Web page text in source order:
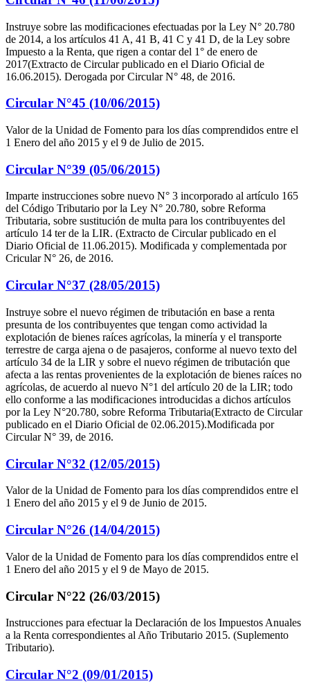
Instruye sobre las modificaciones efectuadas por la Ley N° 20.780
de 2014, a los artículos 41 A, 41 B, 41 C y 41 D, de la Ley sobre
Impuesto a la Renta, que rigen a contar del 1° de enero de
2017(Extracto de Circular publicado en el Diario Oficial de
16.06.2015). Derogada por Circular N° 48, de 2016.
Circular N°45 (10/06/2015)
Valor de la Unidad de Fomento para los días comprendidos entre el
1 Enero del año 2015 y el 9 de Julio de 2015.
Circular N°39 (05/06/2015)
Imparte instrucciones sobre nuevo N° 3 incorporado al artículo 165
del Código Tributario por la Ley N° 20.780, sobre Reforma
Tributaria, sobre sustitución de multa para los contribuyentes del
artículo 14 ter de la LIR. (Extracto de Circular publicado en el
Diario Oficial de 11.06.2015). Modificada y complementada por
Cricular N° 26, de 2016.
Circular N°37 (28/05/2015)
Instruye sobre el nuevo régimen de tributación en base a renta
presunta de los contribuyentes que tengan como actividad la
explotación de bienes raíces agrícolas, la minería y el transporte
terrestre de carga ajena o de pasajeros, conforme al nuevo texto del
artículo 34 de la LIR y sobre el nuevo régimen de tributación que
afecta a las rentas provenientes de la explotación de bienes raíces no
agrícolas, de acuerdo al nuevo N°1 del artículo 20 de la LIR; todo
ello conforme a las modificaciones introducidas a dichos artículos
por la Ley N°20.780, sobre Reforma Tributaria(Extracto de Circular
publicado en el Diario Oficial de 02.06.2015).Modificada por
Circular N° 39, de 2016.
Circular N°32 (12/05/2015)
Valor de la Unidad de Fomento para los días comprendidos entre el
1 Enero del año 2015 y el 9 de Junio de 2015.
Circular N°26 (14/04/2015)
Valor de la Unidad de Fomento para los días comprendidos entre el
1 Enero del año 2015 y el 9 de Mayo de 2015.
Circular N°22 (26/03/2015)
Instrucciones para efectuar la Declaración de los Impuestos Anuales
a la Renta correspondientes al Año Tributario 2015. (Suplemento
Tributario).
Circular N°2 (09/01/2015)